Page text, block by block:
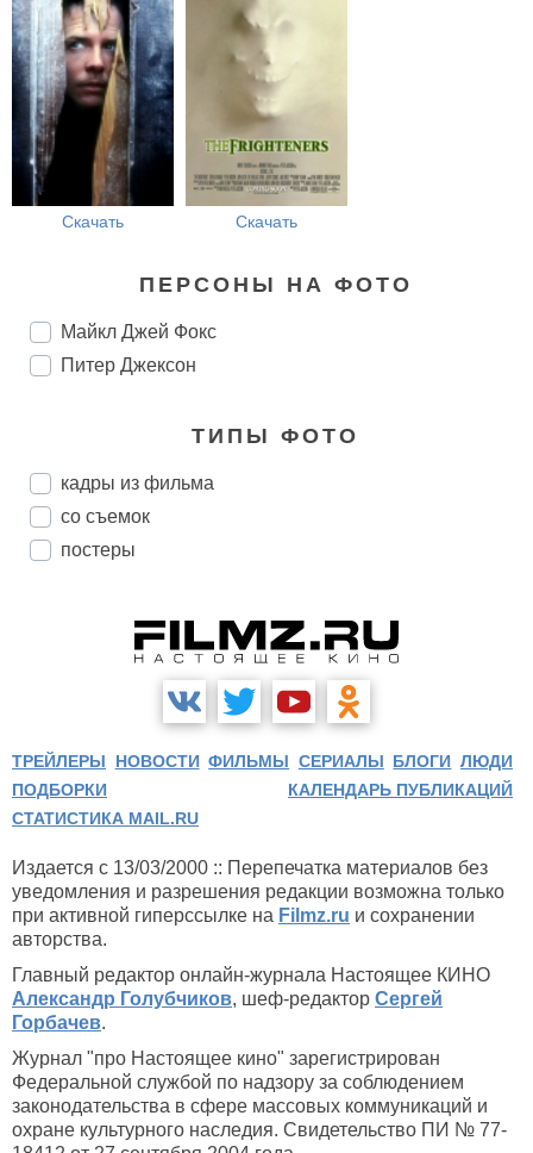
Скачать Скачать
ПЕРСОНЫ НА ФОТО
Майкл Джей Фокс
Питер Джексон
ТИПЫ ФОТО
кадры из фильма
со съемок
постеры
ТРЕЙЛЕРЫ НОВОСТИ ФИЛЬМЫ СЕРИАЛЫ БЛОГИ ЛЮДИ
ПОДБОРКИ
КАЛЕНДАРЬ ПУБЛИКАЦИЙ
СТАТИСТИКА MAIL.RU
Издается с 13/03/2000 :: Перепечатка материалов без
уведомления и разрешения редакции возможна только
при активной гиперссылке на Filmz.ru и сохранении
авторства.
Главный редактор онлайн-журнала Настоящее КИНО
Александр Голубчиков, шеф-редактор Сергей
Горбачев.
Журнал "про Настоящее кино" зарегистрирован
Федеральной службой по надзору за соблюдением
законодательства в сфере массовых коммуникаций и
охране культурного наследия. Свидетельство ПИ № 77-